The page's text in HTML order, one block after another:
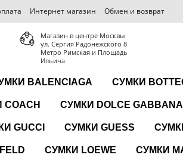
Интернет магазин Обмен и возврат
Магазин в центре Москвы
ул. Сергия Радонежского 8
Метро Римская и Площадь
Ильича
BALENCIAGA СУМКИ
СУМКИ DOLCE GABBANA
GUCCI СУМКИ GUESS
СУМКИ LOEWE СУМКИ